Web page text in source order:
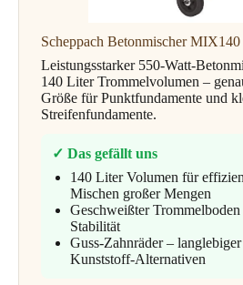
Scheppach Betonmischer MIX140
Leistungsstarker 550-Watt-
140 Liter Trommelvolumen –
Größe für Punktfundamente und
Streifenfundamente.
✓ Das gefällt uns
140 Liter Volumen für
Mischen großer Mengen
Geschweißter
Stabilität
Guss-Zahnräder –
Kunststoff-Alternativen